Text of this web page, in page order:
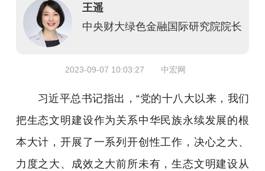
发改动态 中宏研究 营商环境 新质生产力
地方发展
王遥
中央财大绿色金融国际研究院院长
2023-09-07 10:03:27 中宏网
习近平总书记指出，“党的十八大以来，我们
把生态文明建设作为关系中华民族永续发展的根
本大计，开展了一系列开创性工作，决心之大、
力度之大、成效之大前所未有，生态文明建设从